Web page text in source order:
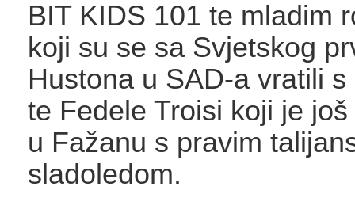
BIT KIDS 101 te mladim
koji su se sa Svjetskog
Hustona u SAD-a vratili
te Fedele Troisi koji je
u Fažanu s pravim
sladoledom.